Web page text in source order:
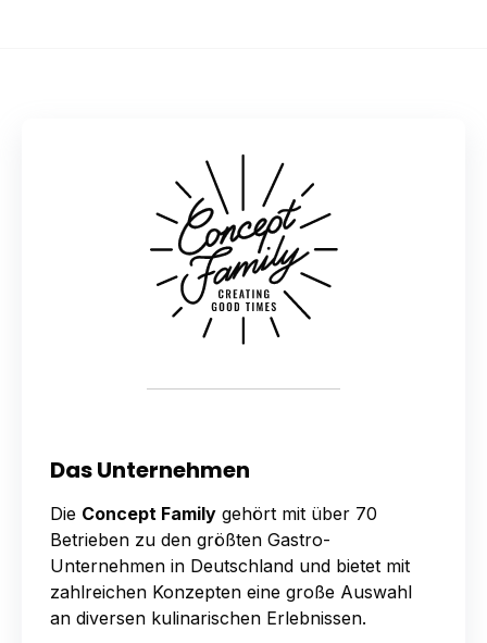
Das Unternehmen
Die Concept Family gehört mit über 70
Betrieben zu den größten Gastro-
Unternehmen in Deutschland und bietet mit
zahlreichen Konzepten eine große Auswahl
an diversen kulinar­ischen Erlebnissen.